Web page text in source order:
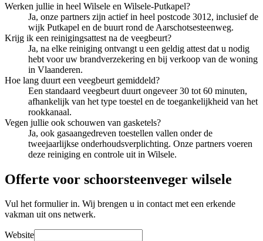
Werken jullie in heel Wilsele en Wilsele-Putkapel?
Ja, onze partners zijn actief in heel postcode 3012, inclusief de
wijk Putkapel en de buurt rond de Aarschotsesteenweg.
Krijg ik een reinigingsattest na de veegbeurt?
Ja, na elke reiniging ontvangt u een geldig attest dat u nodig
hebt voor uw brandverzekering en bij verkoop van de woning
in Vlaanderen.
Hoe lang duurt een veegbeurt gemiddeld?
Een standaard veegbeurt duurt ongeveer 30 tot 60 minuten,
afhankelijk van het type toestel en de toegankelijkheid van het
rookkanaal.
Vegen jullie ook schouwen van gasketels?
Ja, ook gasaangedreven toestellen vallen onder de
tweejaarlijkse onderhoudsverplichting. Onze partners voeren
deze reiniging en controle uit in Wilsele.
Offerte voor schoorsteenveger wilsele
Vul het formulier in. Wij brengen u in contact met een erkende
vakman uit ons netwerk.
Website